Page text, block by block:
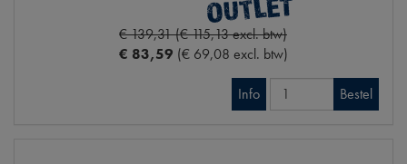
€ 139,31 (€ 115,13 excl. btw)
€ 83,59 (€ 69,08 excl. btw)
Info Bestel